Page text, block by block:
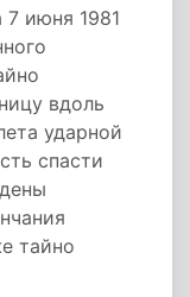
июня 1981
вдоль
ударной
спасти
тайно